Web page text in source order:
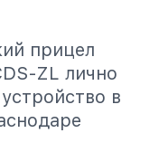
прицел
ZL лично
в